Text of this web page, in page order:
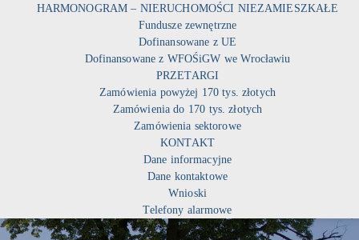
HARMONOGRAM – NIERUCHOMOŚCI NIEZAMIESZKAŁE
Fundusze zewnętrzne
Dofinansowane z UE
Dofinansowane z WFOŚiGW we Wrocławiu
PRZETARGI
Zamówienia powyżej 170 tys. złotych
Zamówienia do 170 tys. złotych
Zamówienia sektorowe
KONTAKT
Dane informacyjne
Dane kontaktowe
Wnioski
Telefony alarmowe